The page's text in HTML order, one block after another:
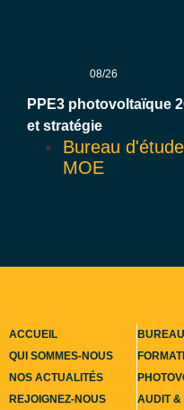
08/26
PPE3 photovoltaïque
et stratégie
Bureau
MOE
ACCUEIL
QUI SOMMES-NOUS
NOS ACTUALITÉS
REJOIGNEZ-NOUS
AUDIT &